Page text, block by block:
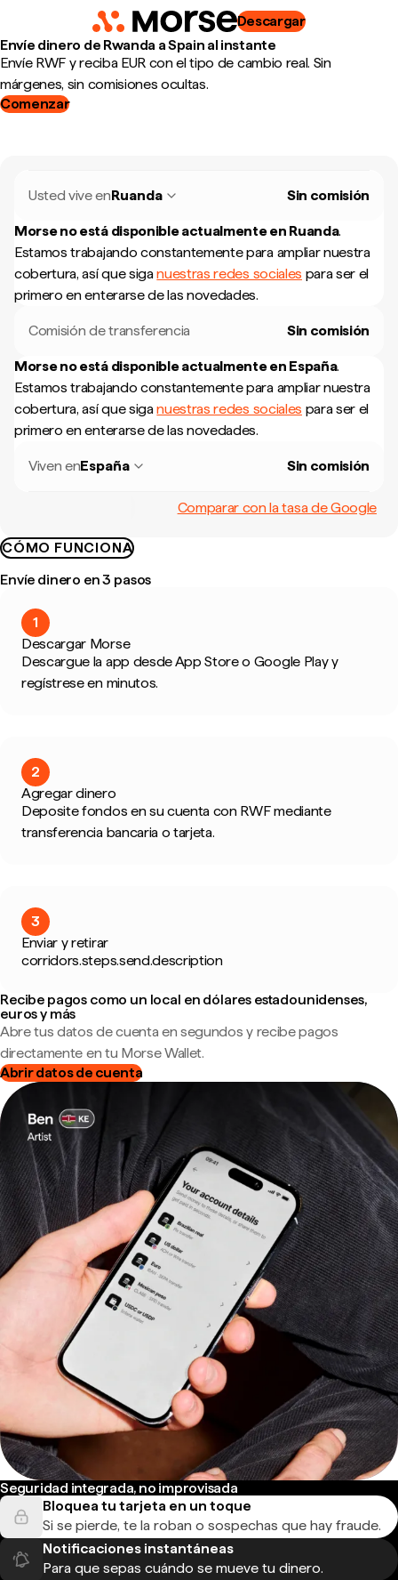
Descargar
Envíe dinero de Rwanda a Spain al instante
Envíe RWF y reciba EUR con el tipo de cambio real. Sin
márgenes, sin comisiones ocultas.
Comenzar
Usted vive enRuanda Sin comisión
Morse no está disponible actualmente en Ruanda.
Estamos trabajando constantemente para ampliar nuestra
cobertura, así que siganuestras redes sociales para ser el
primero en enterarse de las novedades.
Comisión de transferencia Sin comisión
Morse no está disponible actualmente en España.
Estamos trabajando constantemente para ampliar nuestra
cobertura, así que siganuestras redes sociales para ser el
primero en enterarse de las novedades.
Viven enEspaña Sin comisión
Comparar con la tasa de Google
CÓMO FUNCIONA
Envíe dinero en 3 pasos
1
Descargar Morse
Descargue la app desde App Store o Google Play y
regístrese en minutos.
2
Agregar dinero
Deposite fondos en su cuenta con RWF mediante
transferencia bancaria o tarjeta.
3
Enviar y retirar
corridors.steps.send.description
Recibe pagos como un local en dólares estadounidenses,
euros y más
Abre tus datos de cuenta en segundos y recibe pagos
directamente en tu Morse Wallet.
Abrir datos de cuenta
Seguridad integrada, no improvisada
Bloquea tu tarjeta en un toque
Si se pierde, te la roban o sospechas que hay fraude.
Notificaciones instantáneas
Para que sepas cuándo se mueve tu dinero.